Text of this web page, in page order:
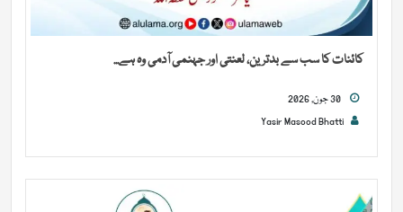
کائنات کا سب سے بدترین، لعنتی اور جہنمی آدمی وہ ہے...
Yasir Masood Bhatti